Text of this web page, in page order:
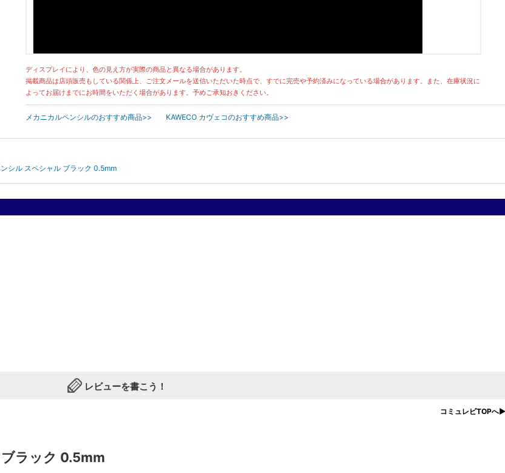
1976年に一旦幕を閉じたカヴェコですが、1995年にニュルンベルグのグッドパレット社により復刻、
ディスプレイにより、色の見え方が実際の商品と異なる場合があります。
掲載商品は店頭販売もしている関係上、ご注文メールを送信いただいた時点で、すでに完売や予約済みになっている場合があります。また、在庫状況に
よってお届けまでにお時間をいただく場合があります。予めご承知おきください。
メカニカルペンシルのおすすめ商品>> KAWECO カヴェコのおすすめ商品>>
シル スペシャル ブラック 0.5mm
レビューを書こう！
コミュレビTOPへ▶
ラック 0.5mm